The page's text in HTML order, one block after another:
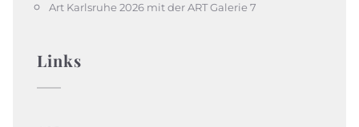
Art Karlsruhe 2026 mit der ART Galerie 7
Links